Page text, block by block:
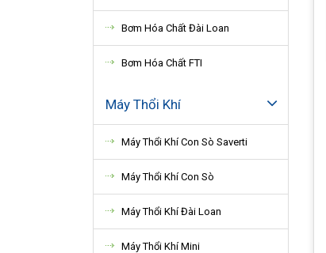
Bơm Hóa Chất Đài Loan
Bơm Hóa Chất FTI
Máy Thổi Khí
Máy Thổi Khí Con Sò Saverti
Máy Thổi Khí Con Sò
Máy Thổi Khí Đài Loan
Máy Thổi Khí Mini